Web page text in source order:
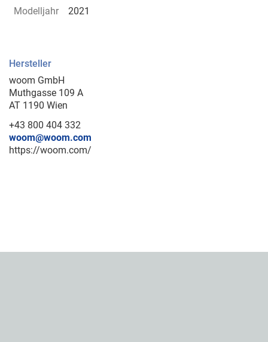
Modelljahr 2021
Hersteller
woom GmbH
Muthgasse 109 A
AT 1190 Wien
+43 800 404 332
woom@woom.com
https://woom.com/